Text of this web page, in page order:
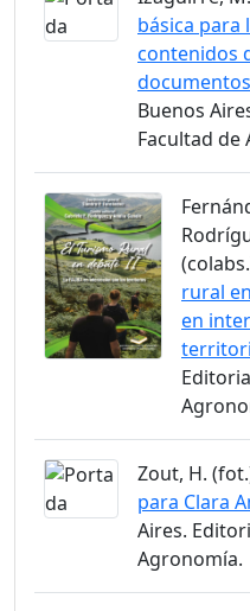
básica para
contenidos
Buenos
Facultad de
rural
en
Zout, H.
para Clara
Aires.
Agronomía.